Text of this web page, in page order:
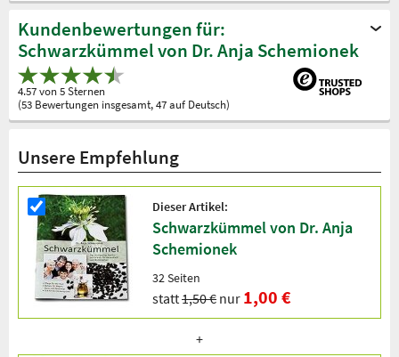
Kundenbewertungen für:
Schwarzkümmel von Dr. Anja Schemionek
4.57 von 5 Sternen
(53 Bewertungen insgesamt, 47 auf Deutsch)
Unsere Empfehlung
Dieser Artikel:
Schwarzkümmel von Dr. Anja
Schemionek
32 Seiten
statt1,50 € nur 1,00 €